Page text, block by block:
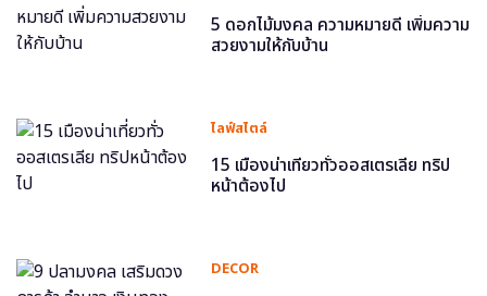
5 ดอกไม้มงคล ความหมายดี เพิ่มความ
สวยงามให้กับบ้าน
ไลฟ์สไตล์
15 เมืองน่าเที่ยวทั่วออสเตรเลีย ทริป
หน้าต้องไป
DECOR